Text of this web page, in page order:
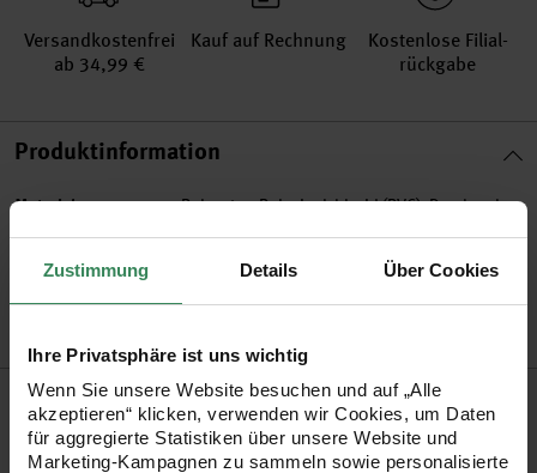
Zustimmung Details Über Cookies
Ihre Privatsphäre ist uns wichtig
Wenn Sie unsere Website besuchen und auf „Alle
akzeptieren“ klicken, verwenden wir Cookies, um Daten
für aggregierte Statistiken über unsere Website und
Marketing-Kampagnen zu sammeln sowie personalisierte
Versand­kosten­frei
ab 34,99 €
Kauf auf Rechnung
Kosten­lose Filial­
rückgabe
Produktinformation
Material Polyester, Polyvinylchlorid (PVC), Drucksachen
Bestell-Nr. 3505366
Produktbeschreibung
Mithilfe dieser farbenfrohen Ketten lassen sich coole